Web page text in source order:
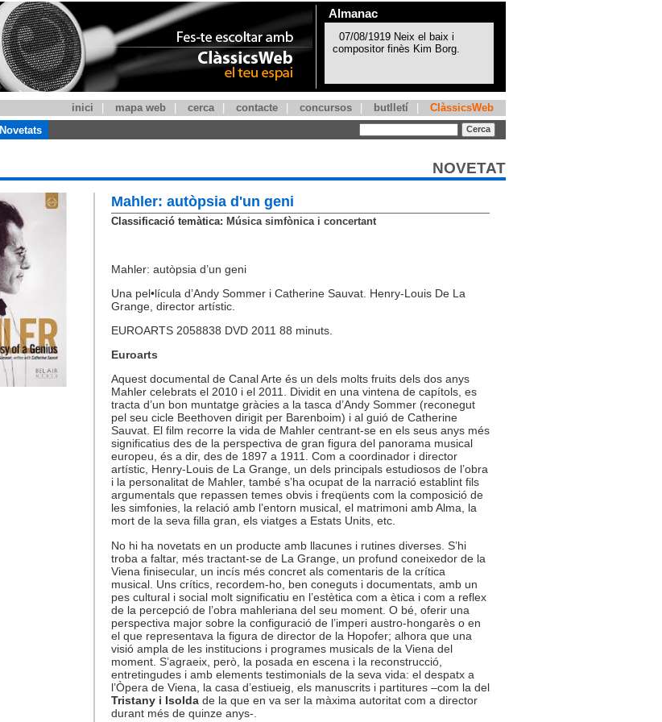
Almanac
inici mapa web cerca contacte concursos butlletí
ClàssicsWeb
Novetats
NOVETAT
Mahler: autòpsia d'un geni
Classificació temàtica: Música simfònica i concertant
Mahler: autòpsia d’un geni
Una pel•lícula d’Andy Sommer i Catherine Sauvat. Henry-Louis De La
Grange, director artístic.
EUROARTS 2058838 DVD 2011 88 minuts.
Euroarts
Aquest documental de Canal Arte és un dels molts fruits dels dos anys
Mahler celebrats el 2010 i el 2011. Dividit en una vintena de capítols, es
tracta d’un bon muntatge gràcies a la tasca d’Andy Sommer (reconegut
pel seu cicle Beethoven dirigit per Barenboim) i al guió de Catherine
Sauvat. El film recorre la vida de Mahler centrant-se en els seus anys més
significatius des de la perspectiva de gran figura del panorama musical
europeu, és a dir, des de 1897 a 1911. Com a coordinador i director
artístic, Henry-Louis de La Grange, un dels principals estudiosos de l’obra
i la personalitat de Mahler, també s’ha ocupat de la narració establint fils
argumentals que repassen temes obvis i freqüents com la composició de
les simfonies, la relació amb l’entorn musical, el matrimoni amb Alma, la
mort de la seva filla gran, els viatges a Estats Units, etc.
No hi ha novetats en un producte amb llacunes i rutines diverses. S’hi
troba a faltar, més tractant-se de La Grange, un profund coneixedor de la
Viena finisecular, un incís més concret als comentaris de la crítica
musical. Uns crítics, recordem-ho, ben coneguts i documentats, amb un
pes cultural i social molt significatiu en l’estètica com a ètica i com a reflex
de la percepció de l’obra mahleriana del seu moment. O bé, oferir una
perspectiva major sobre la configuració de l’imperi austro-hongarès o en
el que representava la figura de director de la Hopofer; alhora que una
visió ampla de les institucions i programes musicals de la Viena del
moment. S’agraeix, però, la posada en escena i la reconstrucció,
entretingudes i amb elements testimonials de la seva vida: el despatx a
l’Òpera de Viena, la casa d’estiueig, els manuscrits i partitures –com la del
Tristany i Isolda de la que en va ser la màxima autoritat com a director
durant més de quinze anys-.